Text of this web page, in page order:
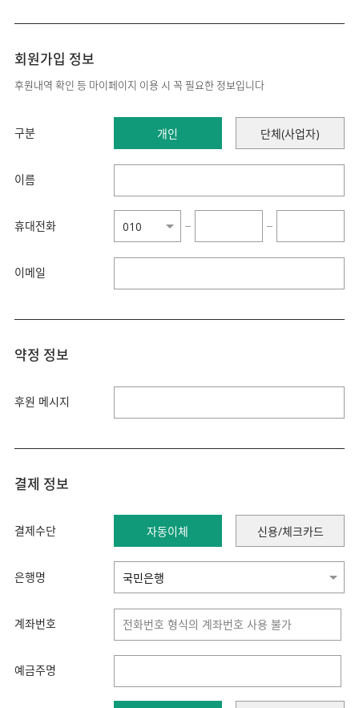
회원가입 정보
후원내역 확인 등 마이페이지 이용 시 꼭 필요한 정보입니다
구분 개인 단체(사업자)
이름
휴대전화 − −
이메일
약정 정보
후원 메시지
결제 정보
결제수단 자동이체 신용/체크카드
은행명
계좌번호
예금주명